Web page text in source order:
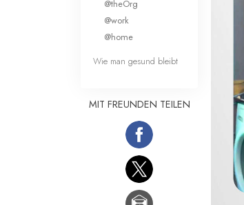
@theOrg
@work
@home
Wie man gesund bleibt
MIT FREUNDEN TEILEN